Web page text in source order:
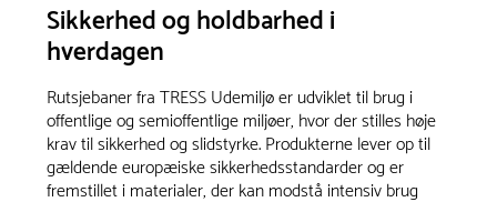
Sikkerhed og holdbarhed i
hverdagen
Rutsjebaner fra TRESS Udemiljø er udviklet til brug i
offentlige og semioffentlige miljøer, hvor der stilles høje
krav til sikkerhed og slidstyrke. Produkterne lever op til
gældende europæiske sikkerhedsstandarder og er
fremstillet i materialer, der kan modstå intensiv brug